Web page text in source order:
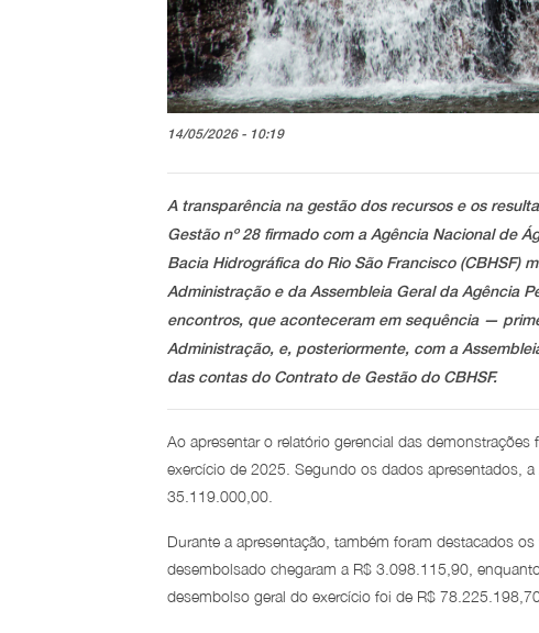
14/05/2026 - 10:19
A transparência na gestão dos recursos e os
Gestão nº 28 firmado com a Agência Nacional de
Bacia Hidrográfica do Rio São Francisco (CBHSF)
Administração e da Assembleia Geral da Agência
encontros, que aconteceram em sequência —
Administração, e, posteriormente, com a
das contas do Contrato de Gestão do CBHSF.
Ao apresentar o relatório gerencial das
exercício de 2025. Segundo os dados apresentados,
35.119.000,00.
Durante a apresentação, também foram destacados
desembolsado chegaram a R$ 3.098.115,90,
desembolso geral do exercício foi de R$